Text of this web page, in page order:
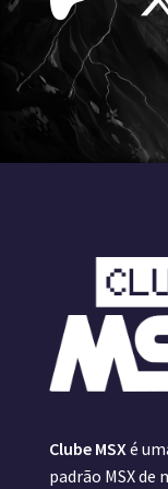
Clube MSXé
padrão MSX de